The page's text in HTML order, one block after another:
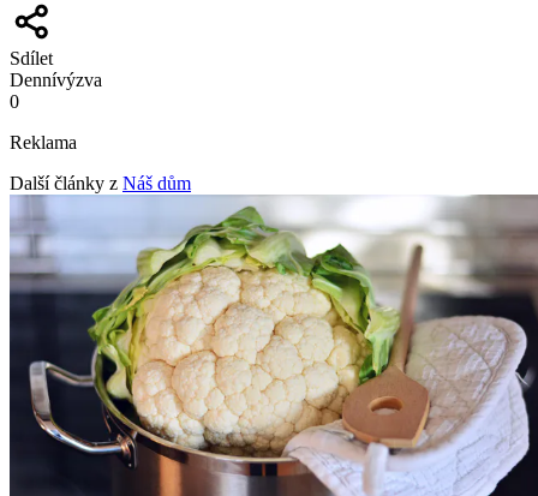
Sdílet
Dennívýzva
0
Reklama
Další články z Náš dům